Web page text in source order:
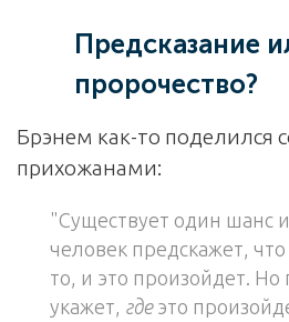
Предсказание
пророчество?
Брэнем как-то поделился
прихожанами:
"Существует один шанс
человек предскажет,
то, и это произойдет. Но
укажет, гдеэто